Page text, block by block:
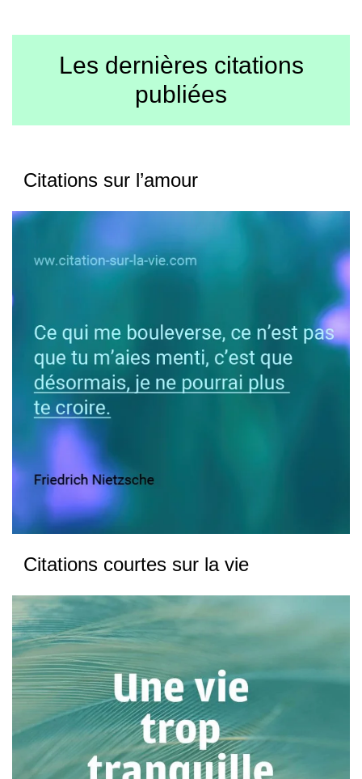
Les dernières citations
publiées
Citations sur l’amour
Citations courtes sur la vie